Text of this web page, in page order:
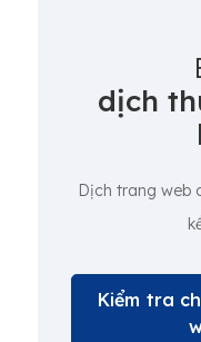
dịch
Dịch trang web
Kiểm tra